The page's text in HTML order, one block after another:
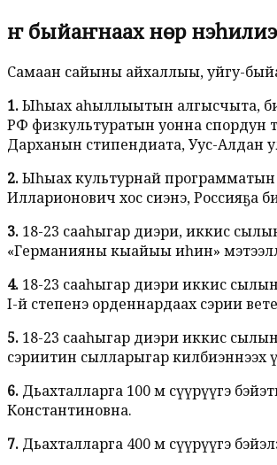
Өҥ быйаҥнаах Өнөр
Самаан сайыны айхаллыы, уйгу-
1.Ыһыах аһыллыытын алгысчыта,
РФ физкультуратын уонна спордун
Дарханын стипендиата, Уус-Алдан
2.Ыһыах культурнай программатын
Илларионович хос сиэнэ, Россияҕа
3. 18-23 сааһыгар диэри, иккис
«Германияны кыайыы иһин»
4. 18-23 сааһыгар диэри иккис
I-й степенэ орденнардаах сэрии
5. 18-23 сааһыгар диэри иккис
сэриитин сылларыгар килбиэннээх
6. Дьахталларга 100 м сүүрүүгэ
Константиновна.
7. Дьахталларга 400 м сүүрүүгэ